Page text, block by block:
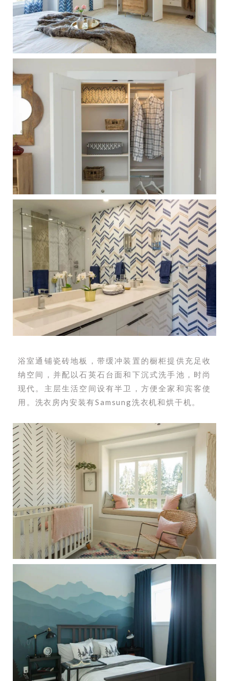
浴室通铺瓷砖地板，带缓冲装置的橱柜提供充足收
纳空间，并配以石英石台面和下沉式洗手池，时尚
现代。主层生活空间设有半卫，方便全家和宾客使
用。洗衣房内安装有Samsung洗衣机和烘干机。